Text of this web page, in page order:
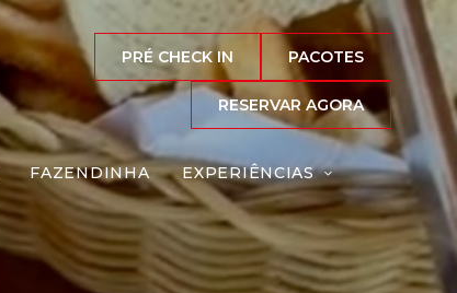
PRÉ CHECK IN PACOTES
RESERVAR AGORA
FAZENDINHA EXPERIÊNCIAS